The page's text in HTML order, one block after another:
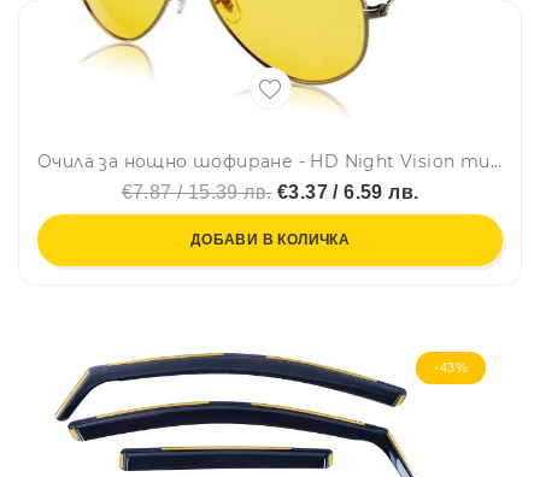
Очила за нощно шофиране - HD Night Vision тип Ray Ban Aviator с метална рамка
€7.87 / 15.39 лв.€3.37 / 6.59 лв.
ДОБАВИ В КОЛИЧКА
-43%